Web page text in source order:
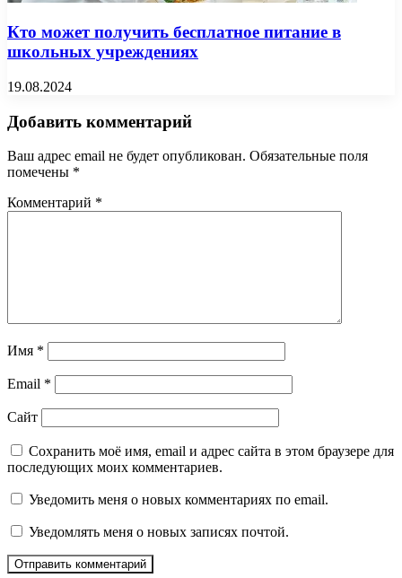
Кто может получить бесплатное питание в
школьных учреждениях
19.08.2024
Добавить комментарий
Ваш адрес email не будет опубликован. Обязательные поля
помечены *
Комментарий *
Имя *
Email *
Сайт
Сохранить моё имя, email и адрес сайта в этом браузере для
последующих моих комментариев.
Уведомить меня о новых комментариях по email.
Уведомлять меня о новых записях почтой.